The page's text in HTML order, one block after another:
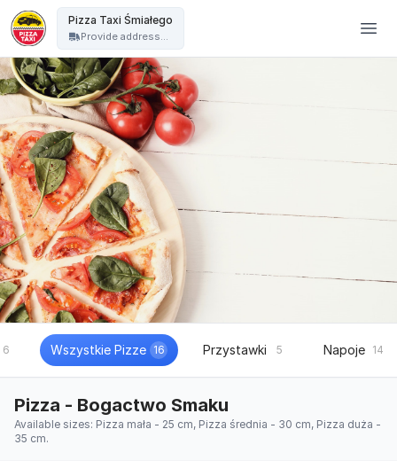
Pizza Taxi Śmiałego
Provide address...
6 Wszystkie Pizze 16 Przystawki 5 Napoje 14
Pizza - Bogactwo Smaku
Available sizes: Pizza mała - 25 cm, Pizza średnia - 30 cm, Pizza duża -
35 cm.